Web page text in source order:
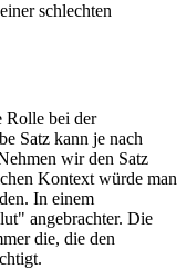
schlechten
Rolle bei der
Satz kann je nach
wir den Satz
Kontext würde man
In einem
angebrachter. Die
die, die den